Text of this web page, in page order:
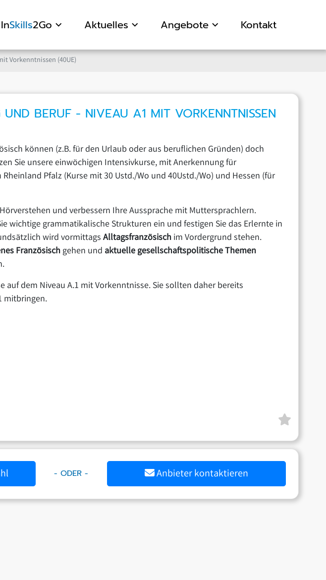
InSkills2Go Aktuelles Angebote Kontakt
Vorkenntnissen (40UE)
BERUF - NIVEAU A1 MIT VORKENNTNISSEN
können (z.B. für den Urlaub oder aus beruflichen Gründen) doch
Sie unsere einwöchigen Intensivkurse, mit Anerkennung für
Rheinland Pfalz (Kurse mit 30 Ustd./Wo und 40Ustd./Wo) und Hessen (für
und verbessern Ihre Aussprache mit Muttersprachlern.
wichtige grammatikalische Strukturen ein und festigen Sie das Erlernte in
wird vormittagsAlltagsfranzösischim Vordergrund stehen.
Französischgehen und aktuelle gesellschaftspolitische Themen
auf dem Niveau A.1 mit Vorkenntnisse. Sie sollten daher bereits
mitbringen.
- ODER - Anbieter kontaktieren